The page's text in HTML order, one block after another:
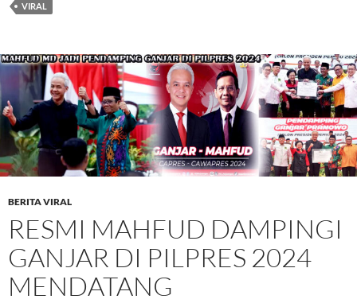
VIRAL
BERITA VIRAL
RESMI MAHFUD DAMPINGI
GANJAR DI PILPRES 2024
MENDATANG